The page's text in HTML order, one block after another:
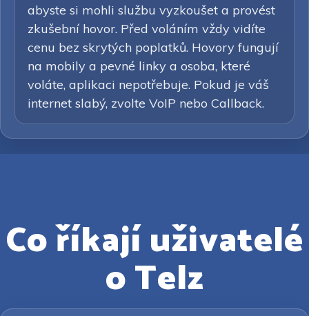
abyste si mohli službu vyzkoušet a provést
zkušební hovor. Před voláním vždy vidíte
cenu bez skrytých poplatků. Hovory fungují
na mobily a pevné linky a osoba, které
voláte, aplikaci nepotřebuje. Pokud je váš
internet slabý, zvolte VoIP nebo Callback.
Co říkají uživatelé
o Telz